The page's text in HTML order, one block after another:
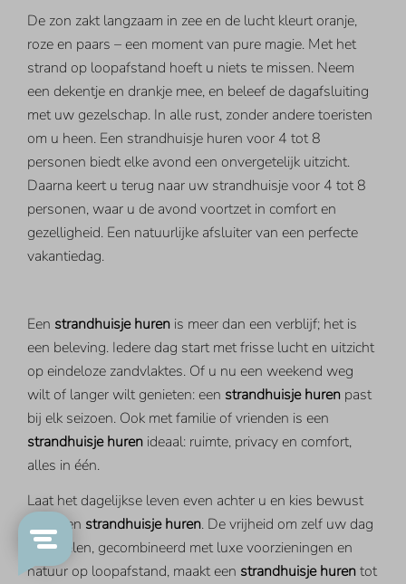
De zon zakt langzaam in zee en de lucht kleurt oranje,
roze en paars – een moment van pure magie. Met het
strand op loopafstand hoeft u niets te missen. Neem
een dekentje en drankje mee, en beleef de dagafsluiting
met uw gezelschap. In alle rust, zonder andere toeristen
om u heen. Een strandhuisje huren voor 4 tot 8
personen biedt elke avond een onvergetelijk uitzicht.
Daarna keert u terug naar uw strandhuisje voor 4 tot 8
personen, waar u de avond voortzet in comfort en
gezelligheid. Een natuurlijke afsluiter van een perfecte
vakantiedag.
Een strandhuisje huren is meer dan een verblijf; het is
een beleving. Iedere dag start met frisse lucht en uitzicht
op eindeloze zandvlaktes. Of u nu een weekend weg
wilt of langer wilt genieten: een strandhuisje huren past
bij elk seizoen. Ook met familie of vrienden is een
strandhuisje huren ideaal: ruimte, privacy en comfort,
alles in één.
Laat het dagelijkse leven even achter u en kies bewust
voor een strandhuisje huren. De vrijheid om zelf uw dag
in te delen, gecombineerd met luxe voorzieningen en
natuur op loopafstand, maakt een strandhuisje hurentot